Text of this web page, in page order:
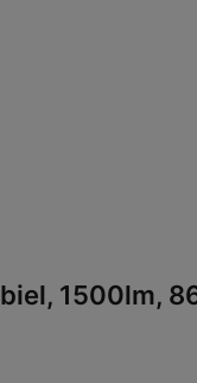
1500lm,